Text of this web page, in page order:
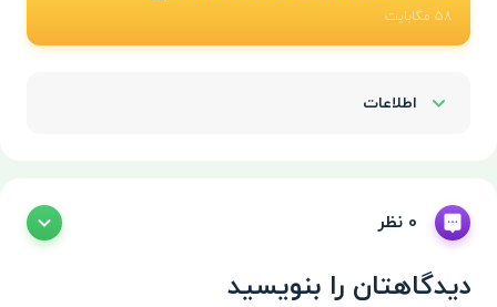
58 مگابایت
اطلاعات
0 نظر
دیدگاهتان را بنویسید